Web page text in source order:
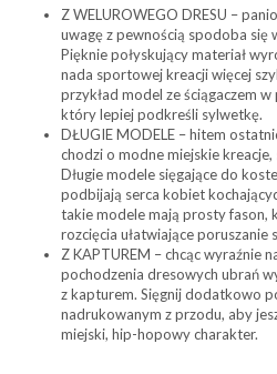
Z WELUROWEGO DRESU –
uwagę z pewnością spodoba się
Pięknie połyskujący materiał
nada sportowej kreacji więcej
przykład model ze ściągaczem
który lepiej podkreśli sylwetkę.
DŁUGIE MODELE – hitem
chodzi o modne miejskie kreacje,
Długie modele sięgające do
podbijają serca kobiet
takie modele mają prosty fason,
rozcięcia ułatwiające poruszanie
Z KAPTUREM – chcąc wyraźnie
pochodzenia dresowych ubrań
z kapturem. Sięgnij dodatkowo
nadrukowanym z przodu, aby
miejski, hip-hopowy charakter.